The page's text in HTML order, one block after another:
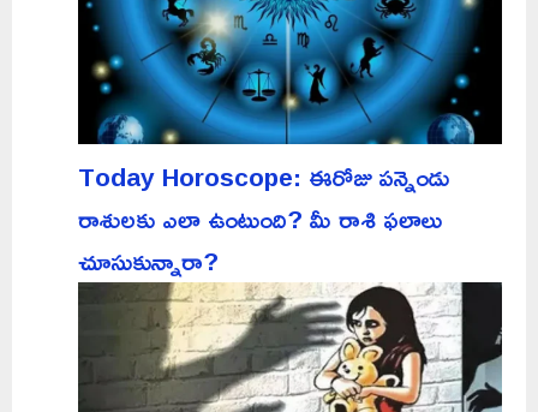
Today Horoscope: ఈరోజు పన్నెండు
రాశులకు ఎలా ఉంటుంది? మీ రాశి ఫలాలు
చూసుకున్నారా?